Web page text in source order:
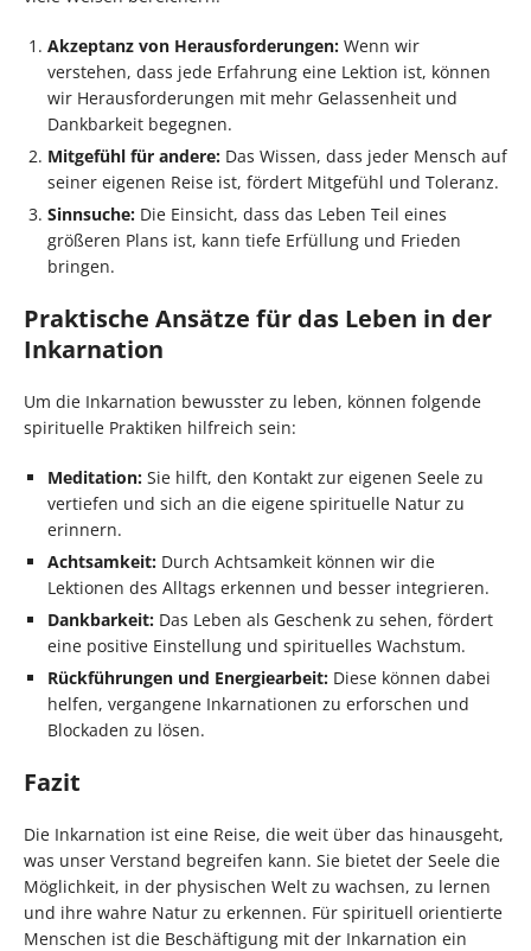
Akzeptanz von Herausforderungen: Wenn wir
verstehen, dass jede Erfahrung eine Lektion ist, können
wir Herausforderungen mit mehr Gelassenheit und
Dankbarkeit begegnen.
Mitgefühl für andere: Das Wissen, dass jeder Mensch auf
seiner eigenen Reise ist, fördert Mitgefühl und Toleranz.
Sinnsuche: Die Einsicht, dass das Leben Teil eines
größeren Plans ist, kann tiefe Erfüllung und Frieden
bringen.
Praktische Ansätze für das Leben in der
Inkarnation
Um die Inkarnation bewusster zu leben, können folgende
spirituelle Praktiken hilfreich sein:
Meditation: Sie hilft, den Kontakt zur eigenen Seele zu
vertiefen und sich an die eigene spirituelle Natur zu
erinnern.
Achtsamkeit: Durch Achtsamkeit können wir die
Lektionen des Alltags erkennen und besser integrieren.
Dankbarkeit: Das Leben als Geschenk zu sehen, fördert
eine positive Einstellung und spirituelles Wachstum.
Rückführungen und Energiearbeit: Diese können dabei
helfen, vergangene Inkarnationen zu erforschen und
Blockaden zu lösen.
Fazit
Die Inkarnation ist eine Reise, die weit über das hinausgeht,
was unser Verstand begreifen kann. Sie bietet der Seele die
Möglichkeit, in der physischen Welt zu wachsen, zu lernen
und ihre wahre Natur zu erkennen. Für spirituell orientierte
Menschen ist die Beschäftigung mit der Inkarnation ein